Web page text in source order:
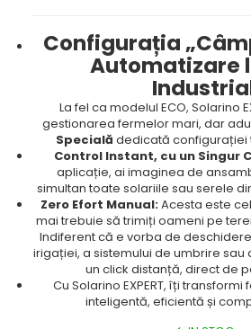
Configurația
Automatizare
La fel ca modelul ECO, Solarino
gestionarea fermelor mari, dar
Specială dedicată configurației
Control Instant, cu un Singur
aplicație, ai imaginea de
simultan toate solariile sau serele
Zero Efort Manual:Acesta este
mai trebuie să trimiți oameni pe
Indiferent că e vorba de
irigației, a sistemului de umbrire sau
un click distanță, direct de
Cu Solarino EXPERT, îți
inteligentă, eficientă și